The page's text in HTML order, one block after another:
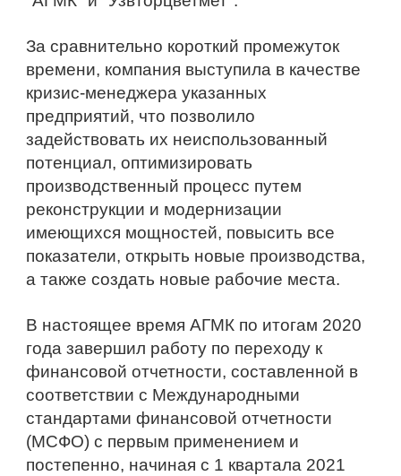
За сравнительно короткий промежуток
времени, компания выступила в качестве
кризис-менеджера указанных
предприятий, что позволило
задействовать их неиспользованный
потенциал, оптимизировать
производственный процесс путем
реконструкции и модернизации
имеющихся мощностей, повысить все
показатели, открыть новые производства,
а также создать новые рабочие места.
В настоящее время АГМК по итогам 2020
года завершил работу по переходу к
финансовой отчетности, составленной в
соответствии с Международными
стандартами финансовой отчетности
(МСФО) с первым применением и
постепенно, начиная с 1 квартала 2021